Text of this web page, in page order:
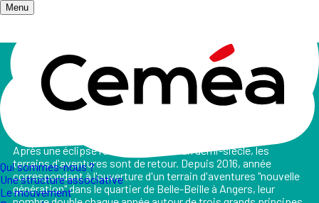
Menu
Qui sommes-nous ?
Une structure associative
Le mouvement
Accueil/ Les champs d'action / Terrain d'aventures
Terrain d'aventures
Après une éclipse relative de près d'un demi-siècle, les
terrains d'aventures sont de retour. Depuis 2016, année
correspondant à l'ouverture d'un terrain d'aventures "nouvelle
génération" dans le quartier de Belle-Beille à Angers, leur